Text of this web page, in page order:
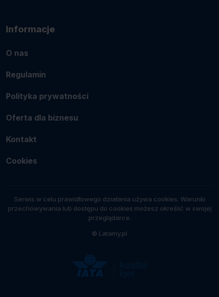
Informacje
O nas
Regulamin
Polityka prywatności
Oferta dla biznesu
Kontakt
Cookies
Serwis w celu prawidłowego działania używa cookies. Warunki
przechowywania lub dostępu do cookies możesz określić w swojej
przeglądarce.
© Latamy.pl